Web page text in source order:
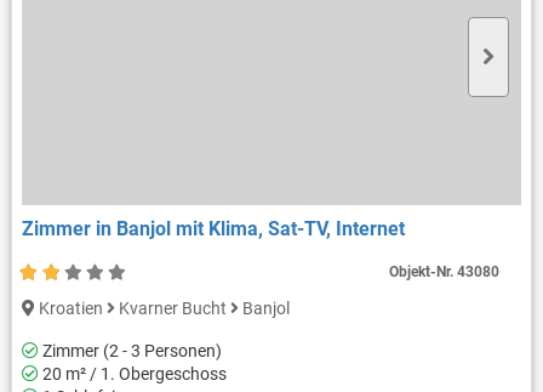
Zimmer in Banjol mit Klima, Sat-TV, Internet
Kroatien Kvarner Bucht Banjol
Zimmer (2 - 3 Personen)
20 m² / 1. Obergeschoss
Objekt-Nr.43080